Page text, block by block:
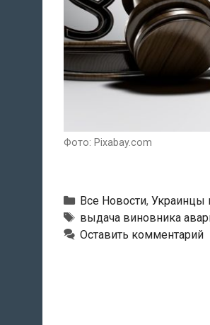
Фото: Pixabay.com
Рубрики
Все Новости, Украинцы
Метки
выдача виновника
Оставить комментарий